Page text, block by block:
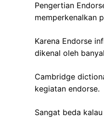
Pengertian
memperkenalkan
Karena Endorse
dikenal oleh
Cambridge
kegiatan endorse.
Sangat beda